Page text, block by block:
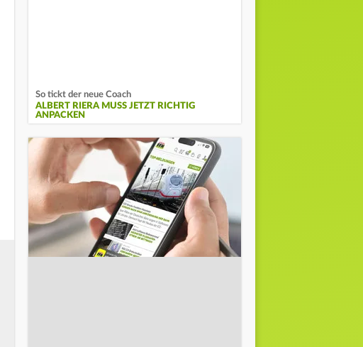
So tickt der neue Coach
ALBERT RIERA MUSS JETZT RICHTIG
ANPACKEN